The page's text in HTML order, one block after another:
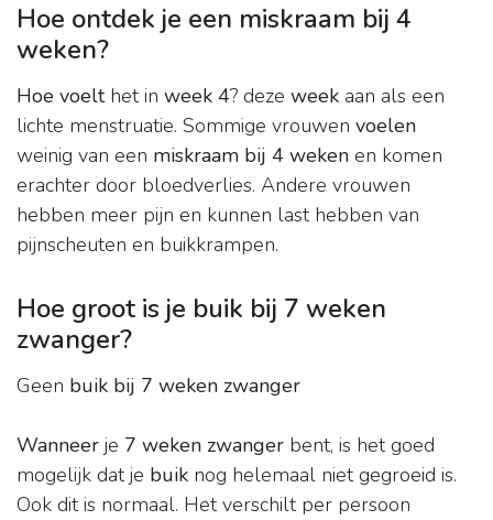
Hoe ontdek je een miskraam bij 4
weken?
Hoe voelthet in week 4? deze week aan als een
lichte menstruatie. Sommige vrouwen voelen
weinig van een miskraam bij 4 weken en komen
erachter door bloedverlies. Andere vrouwen
hebben meer pijn en kunnen last hebben van
pijnscheuten en buikkrampen.
Hoe groot is je buik bij 7 weken
zwanger?
Geen buik bij 7 weken zwanger
Wanneer je 7 weken zwanger bent, is het goed
mogelijk dat je buik nog helemaal niet gegroeid is.
Ook dit is normaal. Het verschilt per persoon